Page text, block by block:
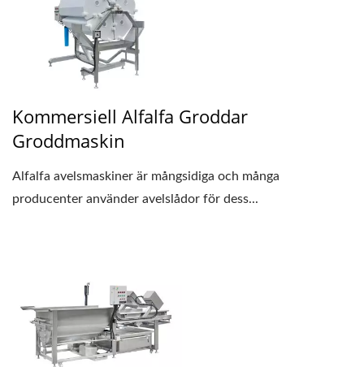
Kommersiell Alfalfa Groddar
Groddmaskin
Alfalfa avelsmaskiner är mångsidiga och många
producenter använder avelslådor för dess...